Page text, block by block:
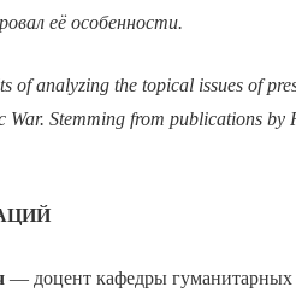
её особенности.
of analyzing the topical issues of
Stemming from publications by
— доцент кафедры гуманитарных